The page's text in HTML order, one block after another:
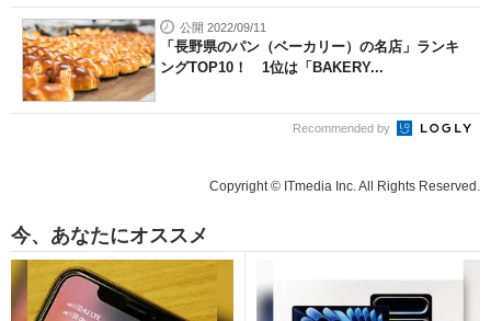
公開 2022/09/11
「長野県のパン（ベーカリー）の名店」ランキ
ングTOP10！ 1位は「BAKERY...
Recommended by
Copyright © ITmedia Inc. All Rights Reserved.
今、あなたにオススメ